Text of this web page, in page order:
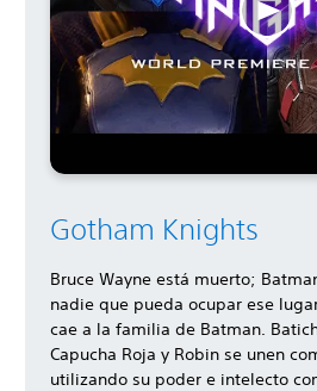
Gotham Knights
Bruce Wayne está muerto;
nadie que pueda ocupar ese
cae a la familia de Batman.
Capucha Roja y Robin se unen
utilizando su poder e intelecto